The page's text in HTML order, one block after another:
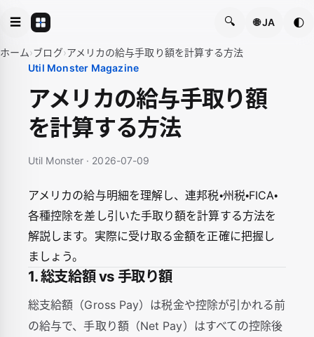
☰ 🔍 🌐 JA 🌓
ホーム›ブログ›アメリカの給与手取り額を計算する方法
Util Monster Magazine
アメリカの給与手取り額
を計算する方法
Util Monster · 2026-07-09
アメリカの給与明細を理解し、連邦税・州税・FICA・
各種控除を差し引いた手取り額を計算する方法を
解説します。実際に受け取る金額を正確に把握し
ましょう。
1. 総支給額 vs 手取り額
総支給額（Gross Pay）は税金や控除が引かれる前
の給与で、手取り額（Net Pay）はすべての控除後